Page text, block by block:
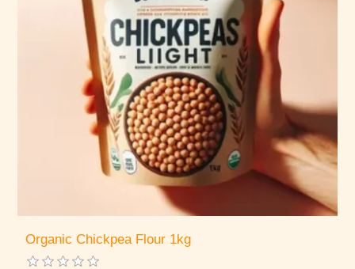
Organic Chickpea Flour 1kg